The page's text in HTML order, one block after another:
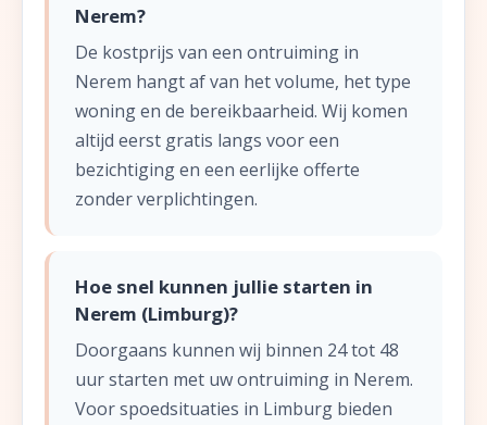
Nerem?
De kostprijs van een ontruiming in
Nerem hangt af van het volume, het type
woning en de bereikbaarheid. Wij komen
altijd eerst gratis langs voor een
bezichtiging en een eerlijke offerte
zonder verplichtingen.
Hoe snel kunnen jullie starten in
Nerem (Limburg)?
Doorgaans kunnen wij binnen 24 tot 48
uur starten met uw ontruiming in Nerem.
Voor spoedsituaties in Limburg bieden